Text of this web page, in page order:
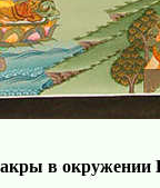
в окружении